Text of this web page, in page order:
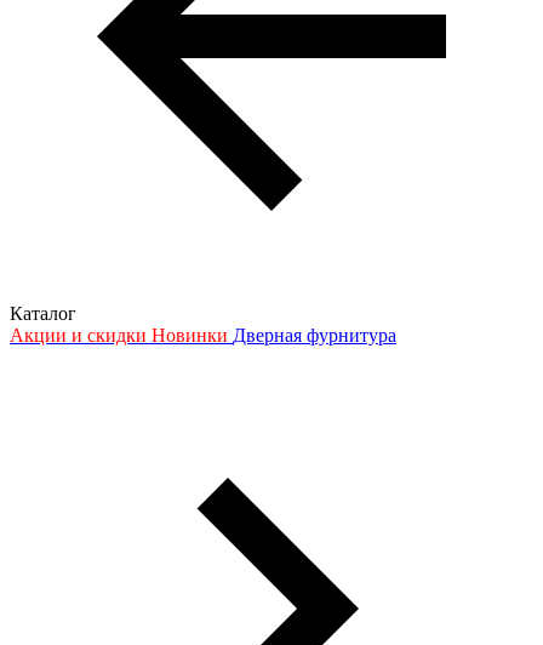
Каталог
Акции и скидки Новинки Дверная фурнитура